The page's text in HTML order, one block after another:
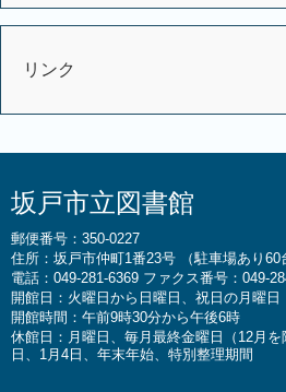
リンク
坂戸市立図書館
郵便番号：350-0227
住所：坂戸市仲町1番23号 （駐車場あり60
電話：049-281-6369 ファクス番号：049-
開館日：火曜日から日曜日、祝日の月曜日
開館時間：午前9時30分から午後6時
休館日：月曜日、毎月最終金曜日（12月
日、1月4日、年末年始、特別整理期間